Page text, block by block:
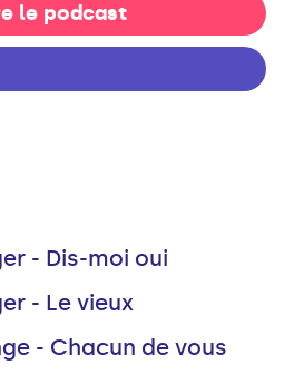
le podcast
- Dis-moi oui
- Le vieux
- Chacun de vous